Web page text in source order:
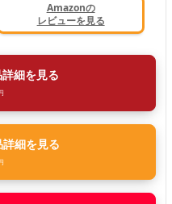
Amazonの
レビューを見る
細を見る
細を見る